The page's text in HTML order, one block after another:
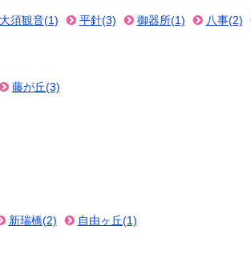
大須観音(1) 平針(3) 御器所(1) 八事(2)
藤が丘(3)
新瑞橋(2) 自由ヶ丘(1)